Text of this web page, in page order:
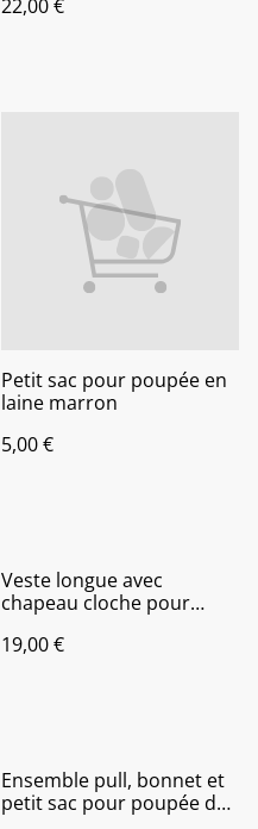
de Corolle
22,00 €
Petit sac pour poupée en
laine marron
5,00 €
Veste longue avec
chapeau cloche pour
Paola Reina, les chéries...
19,00 €
Ensemble pull, bonnet et
petit sac pour poupée de